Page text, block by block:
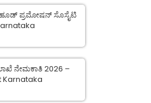
ಪ್ರಮೋಷನ್ ಸೊಸೈಟಿ
ನೇಮಕಾತಿ 2026 –
Karnataka